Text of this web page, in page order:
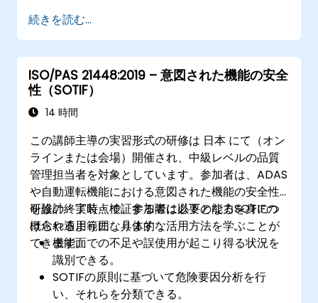
続きを読む...
ISO/PAS 21448:2019 – 意図された機能の安全
性（SOTIF）
14 時間
この講師主導の実習形式の研修は 日本 にて（オン
ラインまたは会場）開催され、中級レベルの品質
管理担当者を対象としています。参加者は、ADAS
や自動運転機能における意図された機能の安全性
を設計・実装・検証する際に必要となるSOTIFの
概念や適用範囲、具体的な活用方法を学ぶことが
できます。
研修の終了時点で、参加者は以下の能力を身につ
けられるようになります：
機能面での不足や誤使用が起こり得る状況を
識別できる。
SOTIFの原則に基づいて危険要因分析を行
い、それらを分類できる。